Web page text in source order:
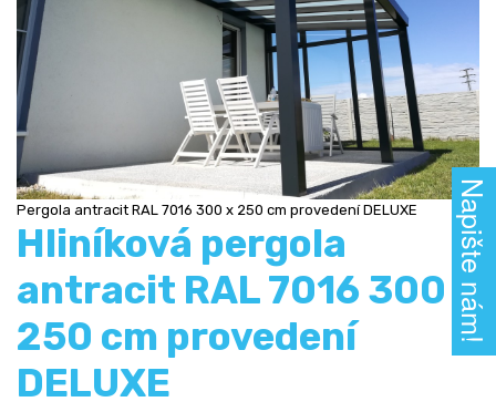
Pergola antracit RAL 7016 300 x 250 cm provedení DELUXE
Hliníková pergola
antracit RAL 7016 300 x
250 cm provedení
DELUXE
Napište nám!